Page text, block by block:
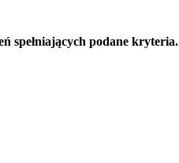
spełniających podane kryteria.